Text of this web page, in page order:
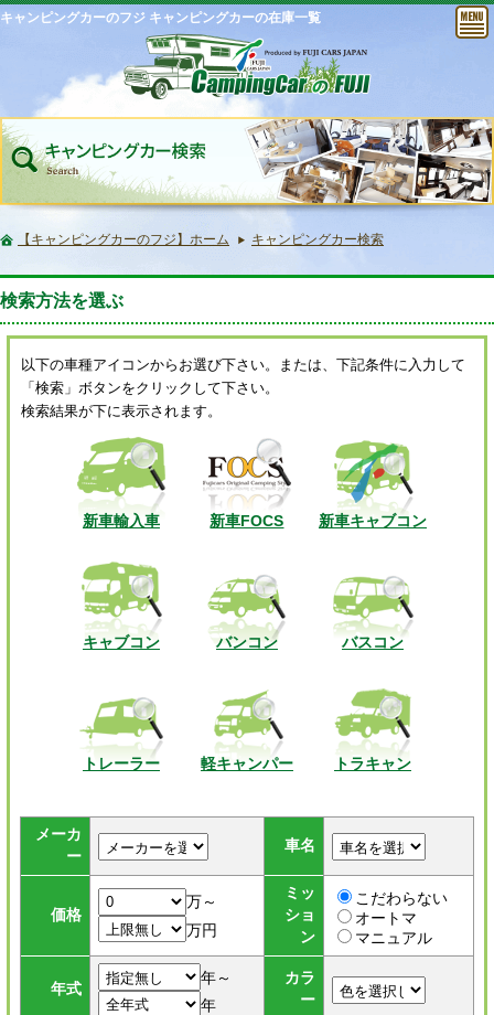
キャンピングカーのフジ キャンピングカーの在庫一覧
【キャンピングカーのフジ】ホーム キャンピングカー検索
検索方法を選ぶ
以下の車種アイコンからお選び下さい。または、下記条件に入力して
「検索」ボタンをクリックして下さい。
検索結果が下に表示されます。
新車輸入車 新車FOCS 新車キャブコン
キャブコン バンコン バスコン
トレーラー 軽キャンパー トラキャン
メーカ
ー
車名
価格
万～
万円
ミッ
ショ
ン
こだわらない
オートマ
マニュアル
年式
年～
年
カラ
ー